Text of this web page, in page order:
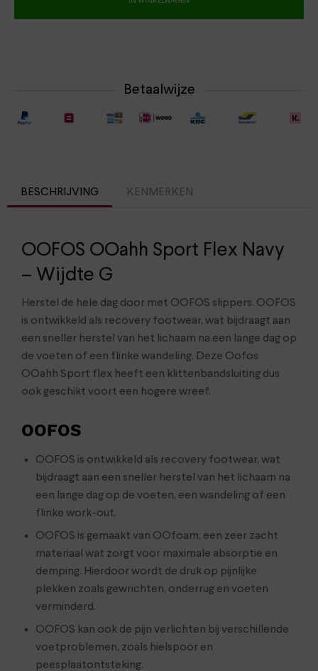
Betaalwijze
BESCHRIJVING KENMERKEN
OOFOS OOahh Sport Flex Navy
– Wijdte G
Herstel de hele dag door met OOFOS slippers. OOFOS
is ontwikkeld als recovery footwear, wat bijdraagt aan
een sneller herstel van het lichaam na een lange dag op
de voeten of een flinke wandeling. Deze Oofos
OOahh Sport flex heeft een klittenbandsluiting dus
ook geschikt voort een hogere wreef.
OOFOS
OOFOS is ontwikkeld als recovery footwear, wat
bijdraagt aan een sneller herstel van het lichaam na
een lange dag op de voeten, een wandeling of een
flinke work-out.
OOFOS is gemaakt van OOfoam, een zeer zacht
materiaal wat zorgt voor maximale absorptie en
demping. Hierdoor wordt de druk op pijnlijke
plekken zoals gewrichten, onderrug en voeten
verminderd.
OOFOS kan ook de pijn verlichten bij verschillende
voetproblemen, zoals hielspoor en
peesplaatontsteking.